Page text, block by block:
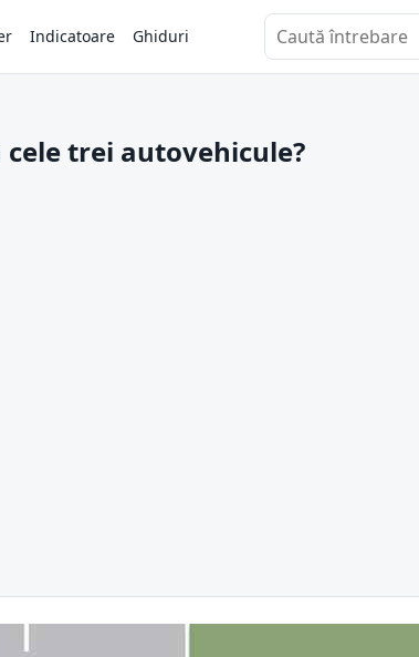
Indicatoare Ghiduri Caută întrebări
trei autovehicule?